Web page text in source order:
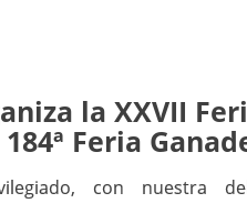
la XXVII
Feria
con nuestra